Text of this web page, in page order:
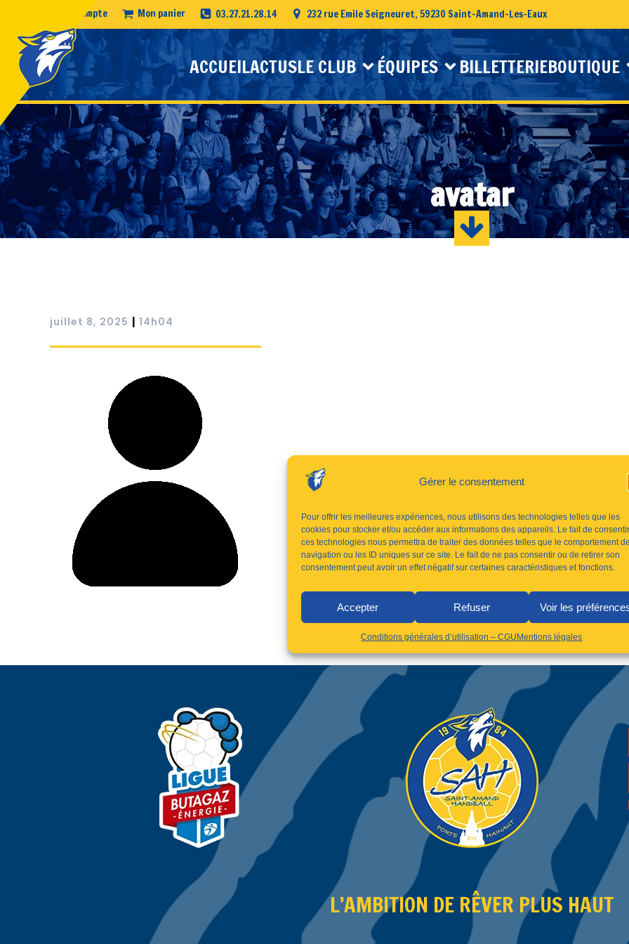
Gérer le consentement
Pour offrir les meilleures expériences, nous utilisons des technologies telles que les
cookies pour stocker et/ou accéder aux informations des appareils. Le fait de
ces technologies nous permettra de traiter des données telles que le comportement de
navigation ou les ID uniques sur ce site. Le fait de ne pas consentir ou de retirer son
consentement peut avoir un effet négatif sur certaines caractéristiques et fonctions.
Accepter Refuser Voir les
Conditions générales d’utilisation – CGU Mentions légales
Mon compte Mon panier 03.27.21.28.14 232 rue Emile Seigneuret, 59230 Saint-Amand-Les-Eaux
ACCUEILACTUSLE CLUB ÉQUIPES BILLETTERIEBOUTIQUE
avatar
juillet 8, 2025 | 14h04
L’AMBITION DE RÊVER PLUS HAUT